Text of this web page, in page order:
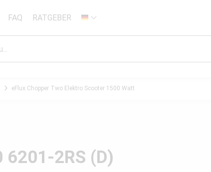
FAQ RATGEBER DE
eFlux Chopper Two Elektro Scooter 1500 Watt
2RS (D)